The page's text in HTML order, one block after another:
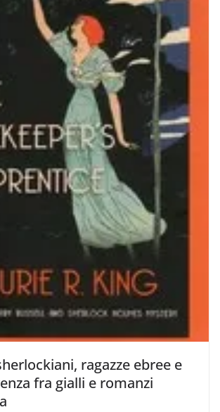
ragazze ebree e
fra gialli e romanzi